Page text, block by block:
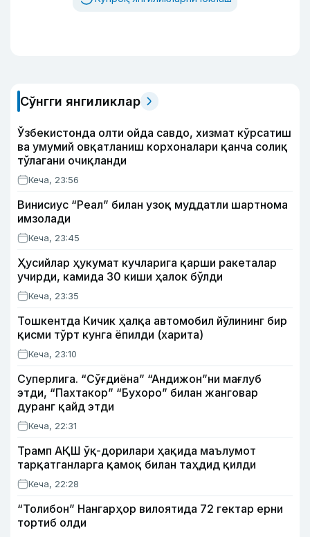
Сўнгги янгиликлар
Ўзбекистонда олти ойда савдо, хизмат кўрсатиш
ва умумий овқатланиш корхоналари қанча солиқ
тўлагани очиқланди
Кеча, 23:56
Винисиус “Реал” билан узоқ муддатли шартнома
имзолади
Кеча, 23:45
Ҳусийлар ҳукумат кучларига қарши ракеталар
учирди, камида 30 киши ҳалок бўлди
Кеча, 23:35
Тошкентда Кичик ҳалқа автомобил йўлининг бир
қисми тўрт кунга ёпилди (харита)
Кеча, 23:10
Суперлига. “Сўғдиёна” “Андижон”ни мағлуб
этди, “Пахтакор” “Бухоро” билан жанговар
дуранг қайд этди
Кеча, 22:31
Трамп АҚШ ўқ-дорилари ҳақида маълумот
тарқатганларга қамоқ билан таҳдид қилди
Кеча, 22:28
“Толибон” Нангарҳор вилоятида 72 гектар ерни
тортиб олди